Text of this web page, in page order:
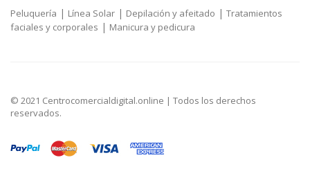
Peluquería | Línea Solar | Depilación y afeitado | Tratamientos
faciales y corporales | Manicura y pedicura
© 2021 Centrocomercialdigital.online | Todos los derechos
reservados.